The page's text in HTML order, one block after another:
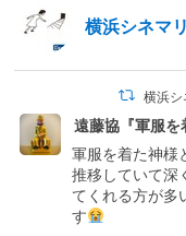
横浜シネマ
横浜シ
遠藤協『軍服を
軍服を着た神様
推移していて深
てくれる方が多
す